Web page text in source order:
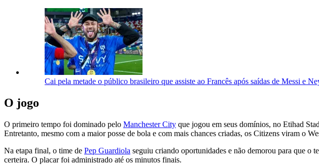
Cai pela metade o público brasileiro que assiste ao Francês após saídas de Messi e
O jogo
O primeiro tempo foi dominado pelo Manchester City que jogou em seus domínios, no Etihad
Entretanto, mesmo com a maior posse de bola e com mais chances criadas, os Citizens viram o
Na etapa final, o time de Pep Guardiola seguiu criando oportunidades e não demorou para que
certeira. O placar foi administrado até os minutos finais.